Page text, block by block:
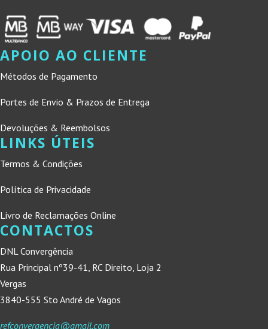
APOIO AO CLIENTE
Métodos de Pagamento
Portes de Envio & Prazos de Entrega
Devoluções & Reembolsos
LINKS ÚTEIS
Termos & Condições
Política de Privacidade
Livro de Reclamações Online
CONTACTOS
DNL Convergência
Rua Principal nº39-41, RC Direito, Loja 2
Vergas
3840-555 Sto André de Vagos
refconvergencia@gmail.com